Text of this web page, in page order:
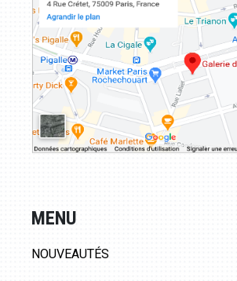
MENU
NOUVEAUTÉS